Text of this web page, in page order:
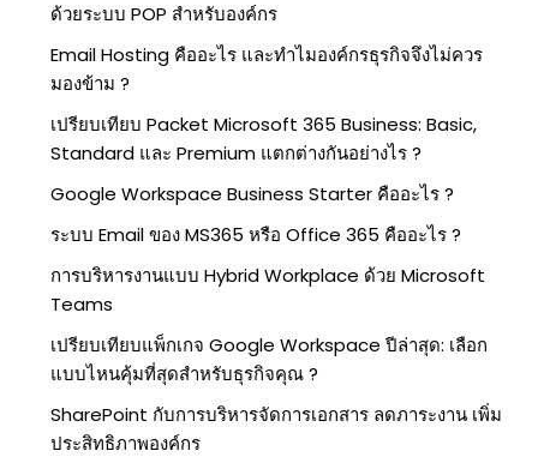
ด้วยระบบ POP สำหรับองค์กร
Email Hosting คืออะไร และทำไมองค์กรธุรกิจจึงไม่ควร
มองข้าม ?
เปรียบเทียบ Packet Microsoft 365 Business: Basic,
Standard และ Premium แตกต่างกันอย่างไร ?
Google Workspace Business Starter คืออะไร ?
ระบบ Email ของ MS365 หรือ Office 365 คืออะไร ?
การบริหารงานแบบ Hybrid Workplace ด้วย Microsoft
Teams
เปรียบเทียบแพ็กเกจ Google Workspace ปีล่าสุด: เลือก
แบบไหนคุ้มที่สุดสำหรับธุรกิจคุณ ?
SharePoint กับการบริหารจัดการเอกสาร ลดภาระงาน เพิ่ม
ประสิทธิภาพองค์กร